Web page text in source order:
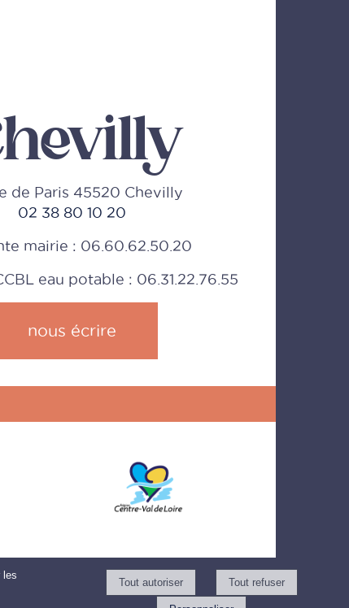
de Paris 45520 Chevilly
02 38 80 10 20
mairie : 06.60.62.50.20
eau potable : 06.31.22.76.55
nous écrire
les